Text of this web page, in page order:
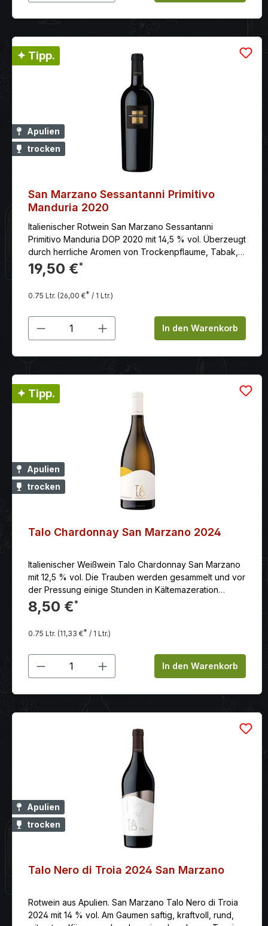
✦ Tipp.
Apulien
trocken
San Marzano Sessantanni Primitivo
Manduria 2020
Italienischer Rotwein San Marzano Sessantanni
Primitivo Manduria DOP 2020 mit 14,5 % vol. Überzeugt
durch herrliche Aromen von Trockenpflaume, Tabak,
Gewürzen, Kirschkonfitüre und Rumtopf.
19,50 €*
0.75 Ltr. (26,00 €* / 1 Ltr.)
Produkt Anzahl: Gib denIn den Warenkorb
✦ Tipp.
Apulien
trocken
Talo Chardonnay San Marzano 2024
Italienischer Weißwein Talo Chardonnay San Marzano
mit 12,5 % vol. Die Trauben werden gesammelt und vor
der Pressung einige Stunden in Kältemazeration
gegeben. Auf diese Weise bleiben das blumige
Bouquet und das natürliche Aroma erhalten.
8,50 €*
0.75 Ltr. (11,33 €* / 1 Ltr.)
Produkt Anzahl: Gib denIn den Warenkorb
Apulien
trocken
Talo Nero di Troia 2024 San Marzano
Rotwein aus Apulien. San Marzano Talo Nero di Troia
2024 mit 14 % vol. Am Gaumen saftig, kraftvoll, rund,